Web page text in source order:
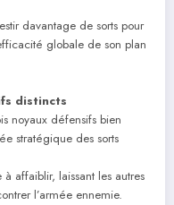
davantage de sorts pour
globale de son plan
distincts
noyaux défensifs bien
stratégique des sorts
affaiblir, laissant les autres
l’armée ennemie.